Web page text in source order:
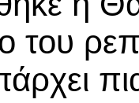
του